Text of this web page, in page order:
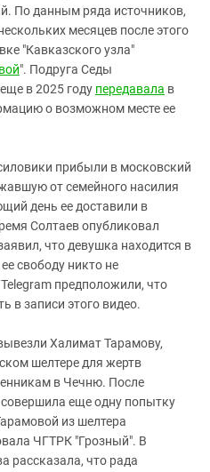
По данным ряда источников,
месяцев после этого
"Кавказского узла"
". Подруга Седы
в 2025 году передавала в
о возможном месте ее
прибыли в московский
от семейного насилия
день ее доставили в
Солтаев опубликовал
что девушка находится в
свободу никто не
предположили, что
в записи этого видео.
Халимат Тарамову,
шелтере для жертв
в Чечню. После
еще одну попытку
из шелтера
ЧГТРК "Грозный". В
рассказала, что рада